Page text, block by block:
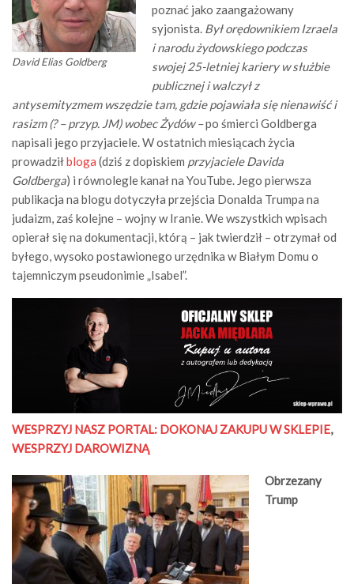
David Elias Goldberg
poznać jako zaangażowany
syjonista. Był orędownikiem Izraela
i narodu żydowskiego podczas
swojej 25-letniej kariery w służbie
publicznej i walczył z
antysemityzmem wszędzie tam, gdzie pojawiała się nienawiść i
rasizm (? – przyp. JM) wobec Żydów –po śmierci Goldberga
napisali jego przyjaciele. W ostatnich miesiącach życia
prowadziłbloga (dziś z dopiskiem przyjaciele Davida
Goldberga) i równolegle kanał na YouTube. Jego pierwsza
publikacja na blogu dotyczyła przejścia Donalda Trumpa na
judaizm, zaś kolejne – wojny w Iranie. We wszystkich wpisach
opierał się na dokumentacji, którą – jak twierdził – otrzymał od
byłego, wysoko postawionego urzędnika w Białym Domu o
tajemniczym pseudonimie „Isabel”.
WESPRZYJ NASZ PORTAL: DOKONAJ ZAKUPU W SKLEPIE,
WESPRZYJ DAROWIZNĄ
Obrzezany
Trump